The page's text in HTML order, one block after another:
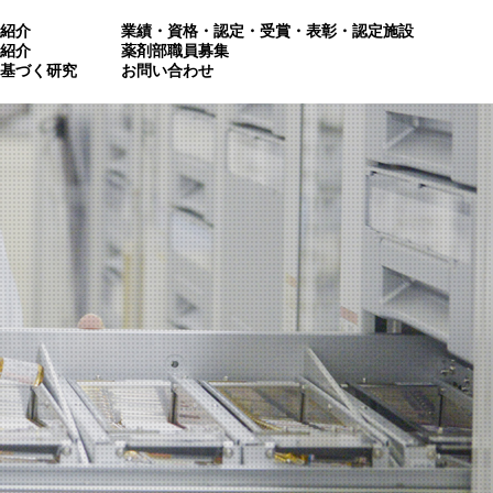
介
介
づく研究
業績・資格・認定・受賞・表彰・認定施設
薬剤部職員募集
お問い合わせ